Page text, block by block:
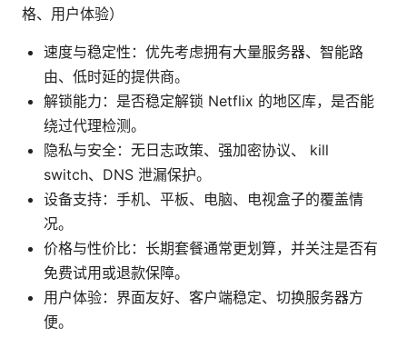
格、用户体验）
速度与稳定性：优先考虑拥有大量服务器、智能路
由、低时延的提供商。
解锁能力：是否稳定解锁 Netflix 的地区库，是否能
绕过代理检测。
隐私与安全：无日志政策、强加密协议、 kill
switch、DNS 泄漏保护。
设备支持：手机、平板、电脑、电视盒子的覆盖情
况。
价格与性价比：长期套餐通常更划算，并关注是否有
免费试用或退款保障。
用户体验：界面友好、客户端稳定、切换服务器方
便。